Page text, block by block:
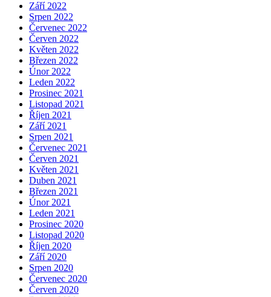
Září 2022
Srpen 2022
Červenec 2022
Červen 2022
Květen 2022
Březen 2022
Únor 2022
Leden 2022
Prosinec 2021
Listopad 2021
Říjen 2021
Září 2021
Srpen 2021
Červenec 2021
Červen 2021
Květen 2021
Duben 2021
Březen 2021
Únor 2021
Leden 2021
Prosinec 2020
Listopad 2020
Říjen 2020
Září 2020
Srpen 2020
Červenec 2020
Červen 2020